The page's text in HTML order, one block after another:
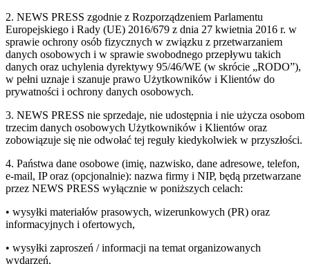
2. NEWS PRESS zgodnie z Rozporządzeniem Parlamentu
Europejskiego i Rady (UE) 2016/679 z dnia 27 kwietnia 2016 r. w
sprawie ochrony osób fizycznych w związku z przetwarzaniem
danych osobowych i w sprawie swobodnego przepływu takich
danych oraz uchylenia dyrektywy 95/46/WE (w skrócie „RODO”),
w pełni uznaje i szanuje prawo Użytkowników i Klientów do
prywatności i ochrony danych osobowych.
3. NEWS PRESS nie sprzedaje, nie udostępnia i nie użycza osobom
trzecim danych osobowych Użytkowników i Klientów oraz
zobowiązuje się nie odwołać tej reguły kiedykolwiek w przyszłości.
4. Państwa dane osobowe (imię, nazwisko, dane adresowe, telefon,
e-mail, IP oraz (opcjonalnie): nazwa firmy i NIP, będą przetwarzane
przez NEWS PRESS wyłącznie w poniższych celach:
• wysyłki materiałów prasowych, wizerunkowych (PR) oraz
informacyjnych i ofertowych,
• wysyłki zaproszeń / informacji na temat organizowanych
wydarzeń.